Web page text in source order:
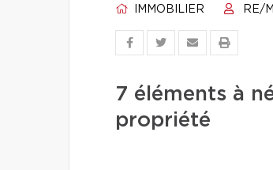
IMMOBILIER RE/
7 éléments à
propriété